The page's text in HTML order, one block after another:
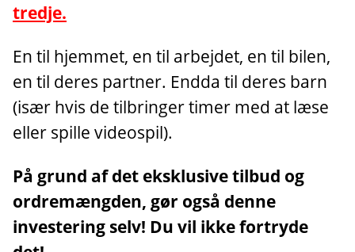
tredje.
En til hjemmet, en til arbejdet, en til bilen,
en til deres partner. Endda til deres barn
(især hvis de tilbringer timer med at læse
eller spille videospil).
På grund af det eksklusive tilbud og
ordremængden, gør også denne
investering selv! Du vil ikke fortryde